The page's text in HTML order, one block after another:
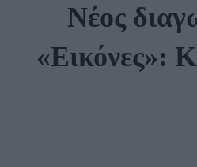
Νέος
«Εικόνες»: